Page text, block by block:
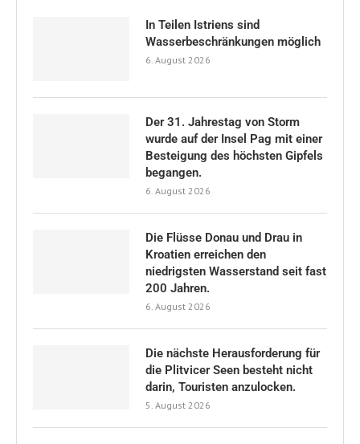
In Teilen Istriens sind
Wasserbeschränkungen möglich
6. August 2026
Der 31. Jahrestag von Storm
wurde auf der Insel Pag mit einer
Besteigung des höchsten Gipfels
begangen.
6. August 2026
Die Flüsse Donau und Drau in
Kroatien erreichen den
niedrigsten Wasserstand seit fast
200 Jahren.
6. August 2026
Die nächste Herausforderung für
die Plitvicer Seen besteht nicht
darin, Touristen anzulocken.
5. August 2026